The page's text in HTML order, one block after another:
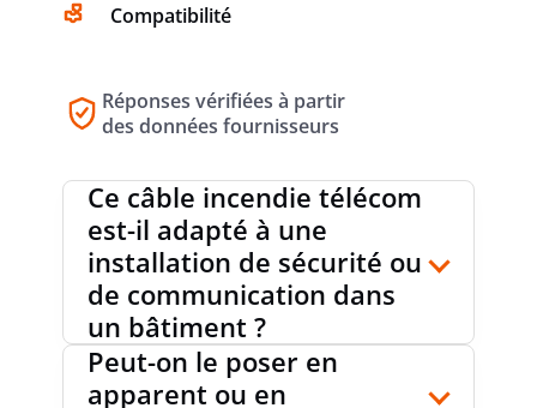
Compatibilité
Réponses vérifiées à partir
des données fournisseurs
Ce câble incendie télécom
est-il adapté à une
installation de sécurité ou
de communication dans
un bâtiment ?
Peut-on le poser en
apparent ou en